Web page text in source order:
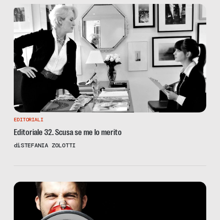
EDITORIALI
Editoriale 32. Scusa se me lo merito
diSTEFANIA ZOLOTTI